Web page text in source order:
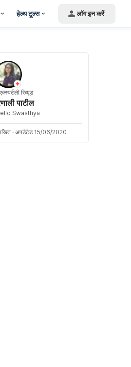
हेल्थ टूल्स लॉग इन करें
रिव्यूड
पाटील
Swasthya
· अपडेटेड 15/06/2020